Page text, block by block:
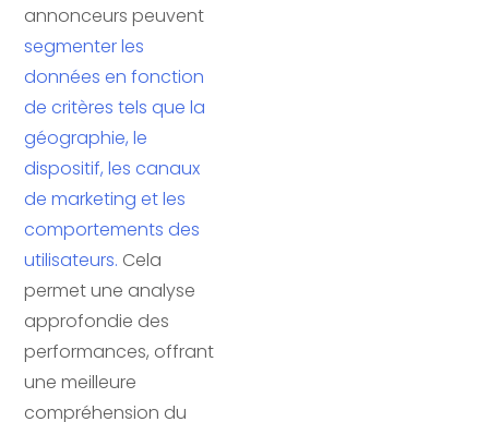
annonceurs peuvent
segmenter les
données en fonction
de critères tels que la
géographie, le
dispositif, les canaux
de marketing et les
comportements des
utilisateurs. Cela
permet une analyse
approfondie des
performances, offrant
une meilleure
compréhension du